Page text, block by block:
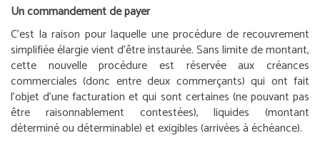
Un commandement de payer
C’est la raison pour laquelle une procédure de recouvrement
simplifiée élargie vient d’être instaurée. Sans limite de montant,
cette nouvelle procédure est réservée aux créances
commerciales (donc entre deux commerçants) qui ont fait
l’objet d’une facturation et qui sont certaines (ne pouvant pas
être raisonnablement contestées), liquides (montant
déterminé ou déterminable) et exigibles (arrivées à échéance).